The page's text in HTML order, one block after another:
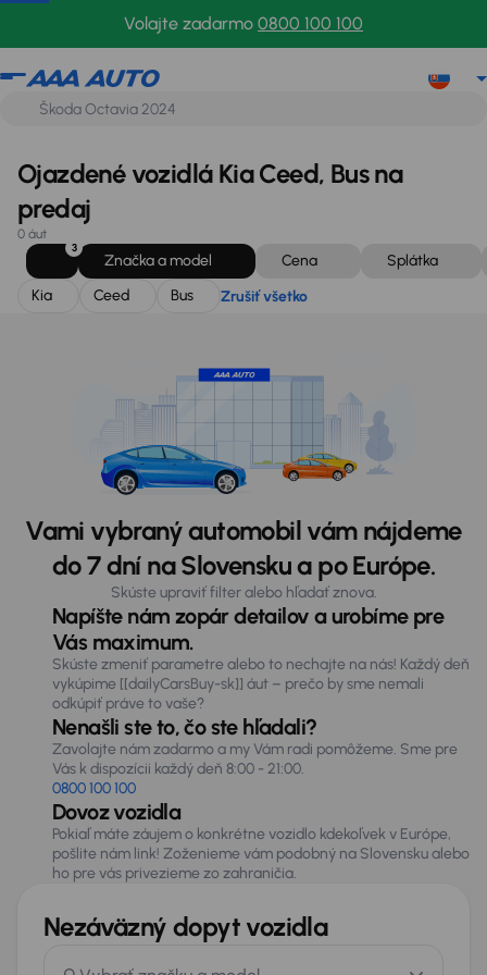
Volajte zadarmo 0800 100 100
Kia
Ojazdené vozidlá Kia Ceed, Bus na
predaj
0 áut
3
Značka a model Cena
Splátka
Kia
Ceed Bus Zrušiť všetko
Vami vybraný automobil vám nájdeme
do 7 dní na Slovensku a po Európe.
Skúste upraviť filter alebo hľadať znova.
Napíšte nám zopár detailov a urobíme pre
Vás maximum.
Skúste zmeniť parametre alebo to nechajte na nás! Každý deň
vykúpime [[dailyCarsBuy-sk]] áut – prečo by sme nemali
odkúpiť práve to vaše?
Nenašli ste to, čo ste hľadali?
Zavolajte nám zadarmo a my Vám radi pomôžeme. Sme pre
Vás k dispozícii každý deň 8:00 - 21:00.
0800 100 100
Dovoz vozidla
Pokiaľ máte záujem o konkrétne vozidlo kdekoľvek v Európe,
pošlite nám link! Zoženieme vám podobný na Slovensku alebo
ho pre vás privezieme zo zahraničia.
Nezáväzný dopyt vozidla